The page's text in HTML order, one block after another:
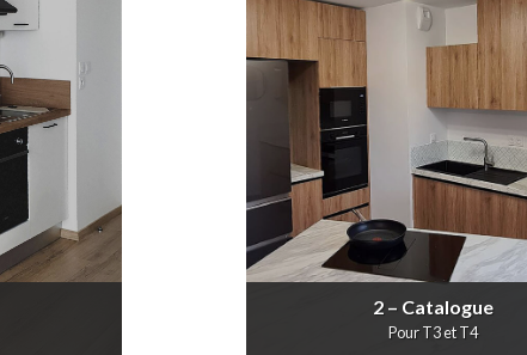
2 – Catalogue
Pour T3 et T4